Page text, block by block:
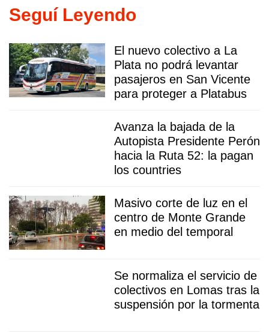
Seguí Leyendo
El nuevo colectivo a La
Plata no podrá levantar
pasajeros en San Vicente
para proteger a Platabus
Avanza la bajada de la
Autopista Presidente Perón
hacia la Ruta 52: la pagan
los countries
Masivo corte de luz en el
centro de Monte Grande
en medio del temporal
Se normaliza el servicio de
colectivos en Lomas tras la
suspensión por la tormenta